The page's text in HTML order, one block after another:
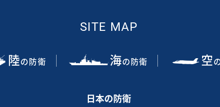
SITE MAP
陸の防衛 海の防衛 空
日本の防衛